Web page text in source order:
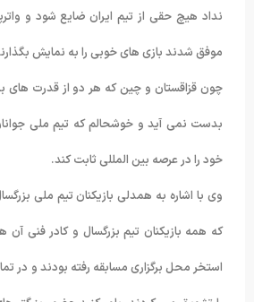
نداد هیچ حقی از تیم ایران ضایع شود و
موفق شدند بازی های خوبی را به نمایش
چون قزاقستان و چین که هر دو از قدرت های
بدست نمی آید و خوشحالم که تیم ملی
خود را در عرصه بین المللی ثابت کند.
وی با اشاره به همدلی بازیکنان تیم ملی
که همه بازیکنان تیم بزرگسال و کادر فنی آن
استخر محل برگزاری مسابقه رفته بودند و در